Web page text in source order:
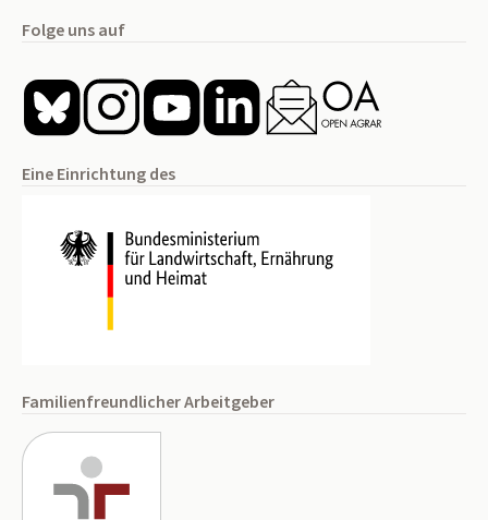
Folge uns auf
Eine Einrichtung des
Familienfreundlicher Arbeitgeber